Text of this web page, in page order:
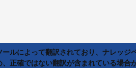
ルによって翻訳されており、ナレッ
正確ではない翻訳が含まれている場